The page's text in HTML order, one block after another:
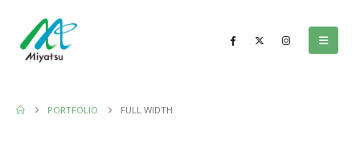
PORTFOLIO FULL WIDTH